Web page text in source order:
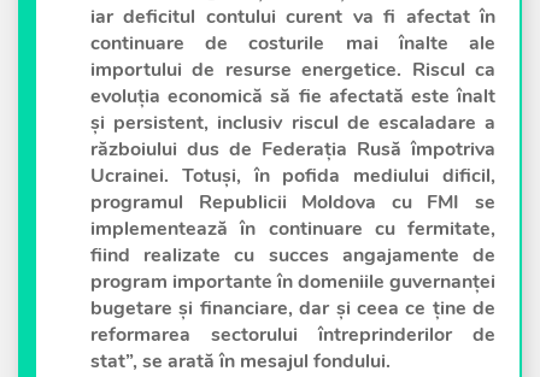
iar deficitul contului curent va fi afectat în
continuare de costurile mai înalte ale
importului de resurse energetice. Riscul ca
evoluția economică să fie afectată este înalt
și persistent, inclusiv riscul de escaladare a
războiului dus de Federația Rusă împotriva
Ucrainei. Totuși, în pofida mediului dificil,
programul Republicii Moldova cu FMI se
implementează în continuare cu fermitate,
fiind realizate cu succes angajamente de
program importante în domeniile guvernanței
bugetare și financiare, dar și ceea ce ține de
reformarea sectorului întreprinderilor de
stat”, se arată în mesajul fondului.